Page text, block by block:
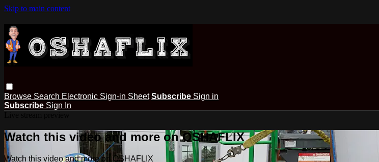
Skip to main content
Browse Search Electronic Sign-in Sheet Subscribe Sign in
Subscribe Sign In
Watch this video and more on OSHAFLIX
Watch this video and more on OSHAFLIX